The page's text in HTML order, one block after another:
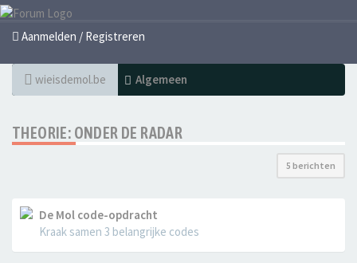
Aanmelden / Registreren
wieisdemol.be Algemeen
THEORIE: ONDER DE RADAR
5 berichten
De Mol code-opdracht
Kraak samen 3 belangrijke codes